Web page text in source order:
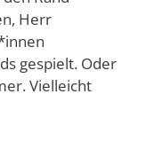
Herr
gespielt. Oder
Vielleicht